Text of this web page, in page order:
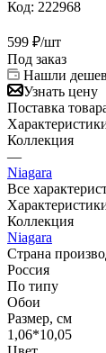
Код: 222968
599 ₽/шт
Под заказ
Нашли
Узнать цену
Поставка
Коллекция
—
Niagara
Все
Коллекция
Niagara
Страна
Россия
По типу
Обои
Размер, см
1,06*10,05